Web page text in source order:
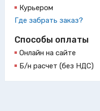
Курьером
Где забрать заказ?
Способы оплаты
Онлайн на сайте
Б/н расчет (без НДС)